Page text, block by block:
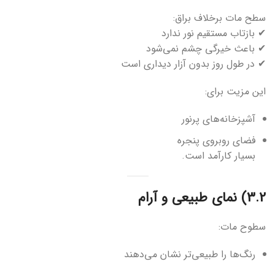
سطح مات برخلاف براق:
✔ بازتاب مستقیم نور ندارد
✔ باعث خیرگی چشم نمی‌شود
✔ در طول روز بدون آزار دیداری است
این مزیت برای:
آشپزخانه‌های پرنور
فضای روبروی پنجره
بسیار کارآمد است.
3.2) نمای طبیعی و آرام
سطوح مات:
رنگ‌ها را طبیعی‌تر نشان می‌دهند